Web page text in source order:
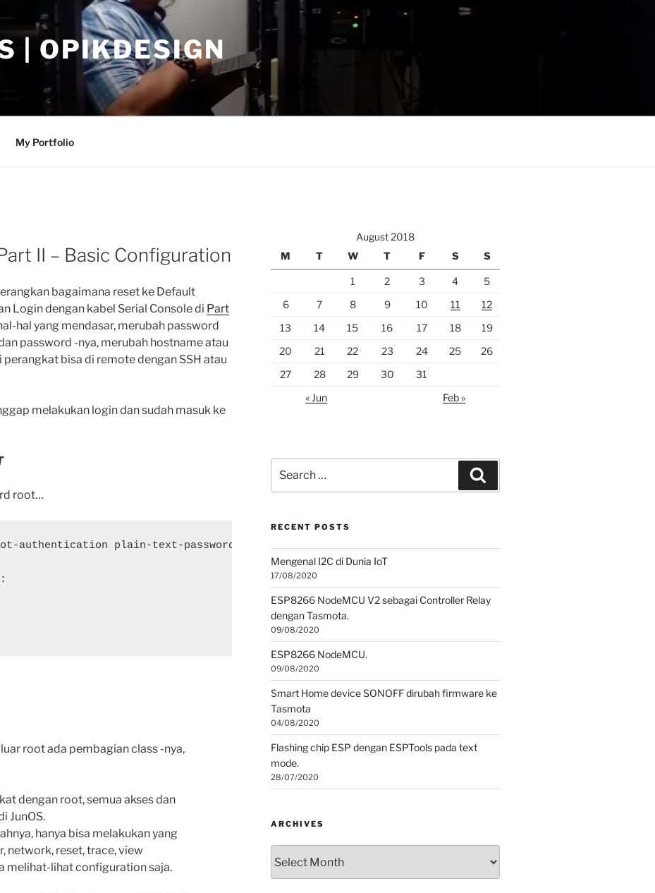
| OPIKDESIGN
My Portfolio
II – Basic Configuration
bagaimana reset ke Default
Login dengan kabel Serial Console di Part
hal yang mendasar, merubah password
password -nya, merubah hostname atau
bisa di remote dengan SSH atau
melakukan login dan sudah masuk ke
root…
authentication plain-text-password
root ada pembagian class -nya,
dengan root, semua akses dan
JunOS.
hanya bisa melakukan yang
network, reset, trace, view
melihat-lihat configuration saja.
August 2018
M
T W T F S S
1 2 3 4
5
6
7 8 9 10 11
12
13
14 15 16 17 18
19
20
21 22 23 24 25
26
27
28 29 30
31
« Jun
Feb »
for:
RECENT POSTS
Mengenal I2C di Dunia IoT
17/08/2020
ESP8266 NodeMCU V2 sebagai Controller Relay
dengan Tasmota.
09/08/2020
ESP8266 NodeMCU.
09/08/2020
Smart Home device SONOFF dirubah firmware ke
Tasmota
04/08/2020
Flashing chip ESP dengan ESPTools pada text
mode.
28/07/2020
ARCHIVES